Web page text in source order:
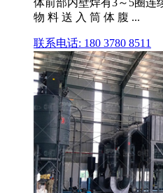
体前部内壁焊有3～5圈连
物 料 送 入 筒 体 腹 ...
联系电话: 180 3780 8511